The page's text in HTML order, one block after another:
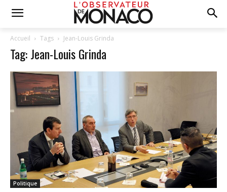
Accueil Tags Jean-Louis Grinda
Tag: Jean-Louis Grinda
Politique